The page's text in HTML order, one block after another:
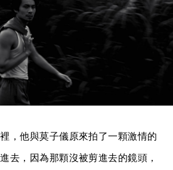
，他與莫子儀原來拍了一顆激情的
去，因為那顆沒被剪進去的鏡頭，